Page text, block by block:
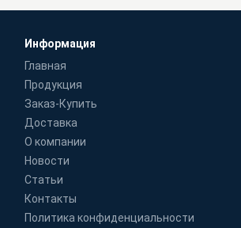
Информация
Главная
Продукция
Заказ-Купить
Доставка
О компании
Новости
Статьи
Контакты
Политика конфиденциальности